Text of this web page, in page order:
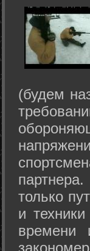
(будем
только
и
времени